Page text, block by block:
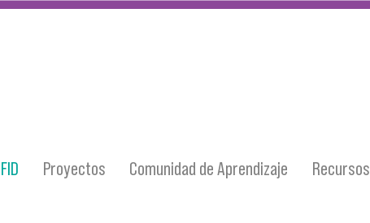
FID Proyectos Comunidad de Aprendizaje Recursos